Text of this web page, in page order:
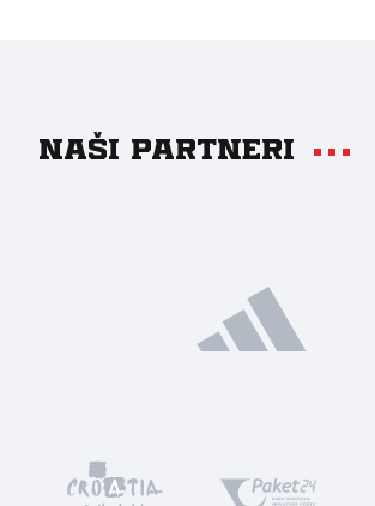
Naši partneri